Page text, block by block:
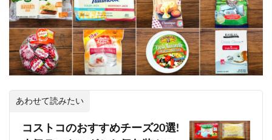
あわせて読みたい
コストコのおすすめチーズ20選!